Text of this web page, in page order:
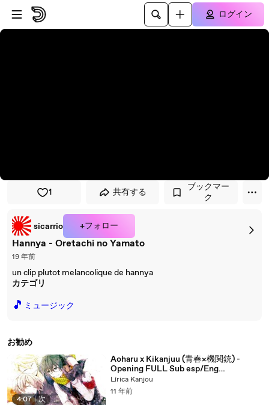
プレイヤーにスキップ
メインコンテンツにスキップ
ログイン
1 共有する
ブックマー
ク
sicarrio +フォロー
Hannya - Oretachi no Yamato
19 年前
un clip plutot melancolique de hannya
カテゴリ
🎵 ミュージック
お勧め
4:07 | 次
Aoharu x Kikanjuu (青春×機関銃) -
Opening FULL Sub esp/Eng
sub/Romaji
Lírica Kanjou
11 年前